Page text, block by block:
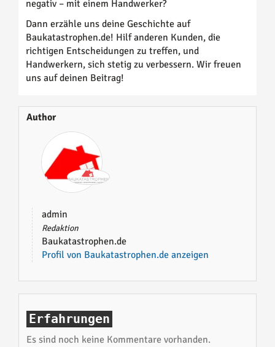
negativ – mit einem Handwerker?
Dann erzähle uns deine Geschichte auf
Baukatastrophen.de! Hilf anderen Kunden, die
richtigen Entscheidungen zu treffen, und
Handwerkern, sich stetig zu verbessern. Wir freuen
uns auf deinen Beitrag!
Author
admin
Redaktion
Baukatastrophen.de
Profil von Baukatastrophen.de anzeigen
Erfahrungen
Es sind noch keine Kommentare vorhanden.